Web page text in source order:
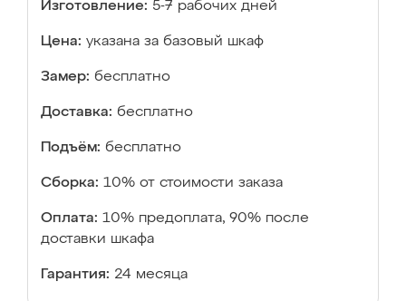
Изготовление: 5-7 рабочих дней
Цена: указана за базовый шкаф
Замер: бесплатно
Доставка: бесплатно
Подъём: бесплатно
Сборка: 10% от стоимости заказа
Оплата: 10% предоплата, 90% после
доставки шкафа
Гарантия: 24 месяца